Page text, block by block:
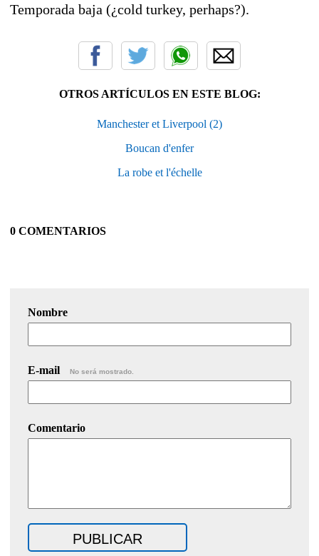
Temporada baja (¿cold turkey, perhaps?).
OTROS ARTÍCULOS EN ESTE BLOG:
Manchester et Liverpool (2)
Boucan d'enfer
La robe et l'échelle
0 COMENTARIOS
Nombre
E-mail No será mostrado.
Comentario